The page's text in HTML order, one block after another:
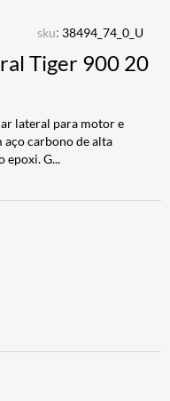
sku: 38494_74_0_U
Tiger 900 20
lateral para motor e
carbono de alta
epoxi. G...